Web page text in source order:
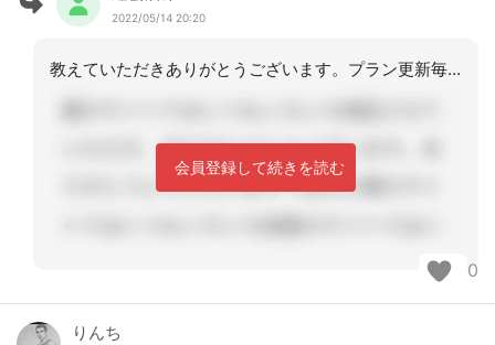
2022/05/14 20:20
教えていただきありがとうございます。プラン更新毎ですね！私が看護師なのでケアマネ
会員登録して続きを読む
0
りんち